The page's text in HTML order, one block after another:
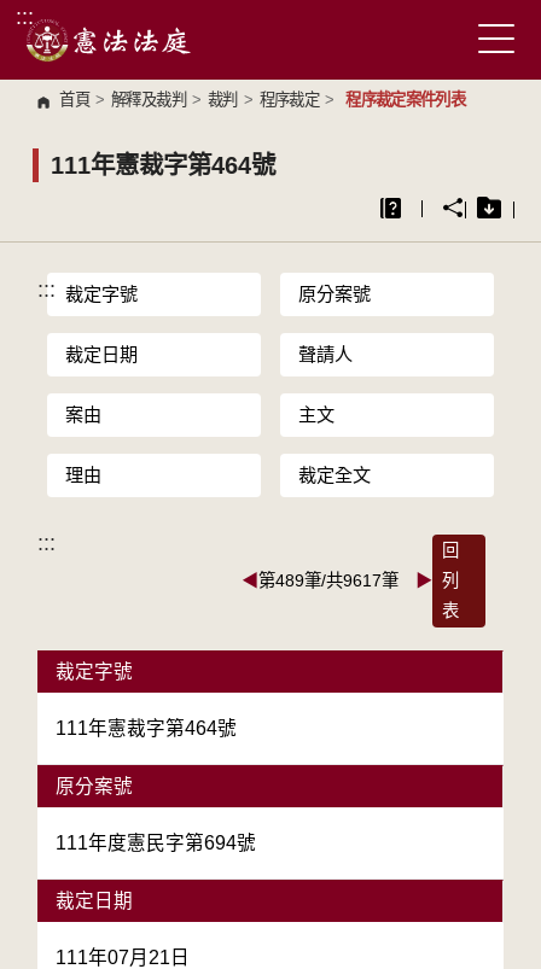
跳到主要內容區塊
:::
首頁 > 解釋及裁判 > 裁判 > 程序裁定 > 程序裁定案件列表
111年憲裁字第464號
::: 裁定字號 原分案號
裁定日期 聲請人
案由 主文
理由 裁定全文
:::
◀第489筆/共9617筆 ▶
回
列
表
裁定字號
111年憲裁字第464號
原分案號
111年度憲民字第694號
裁定日期
111年07月21日